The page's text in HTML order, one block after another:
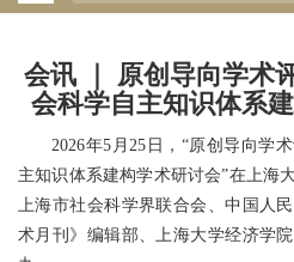
会讯 ｜ 原创导向学术
会科学自主知识体系
2026年5月25日，“原创导向学
主知识体系建构学术研讨会”在上海
上海市社会科学界联合会、中国人
术月刊》编辑部、上海大学经济学